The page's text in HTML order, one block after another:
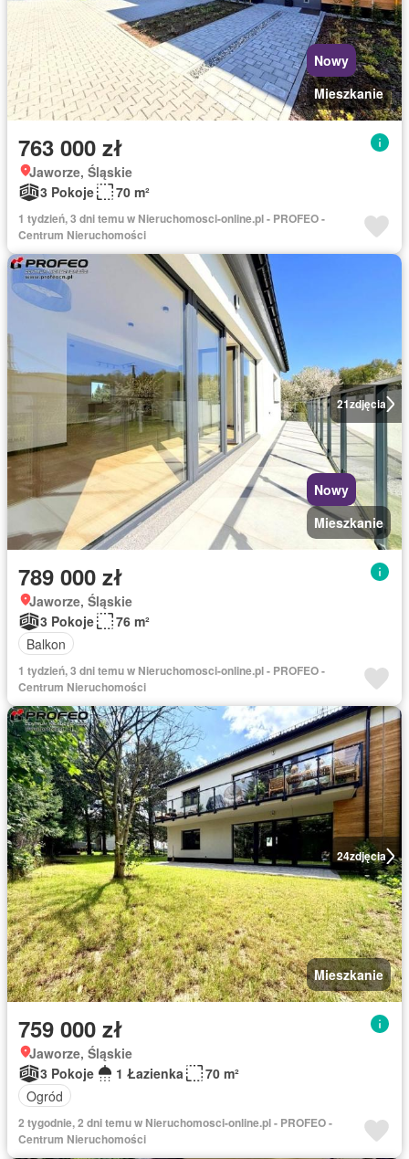
Nowy
Mieszkanie
763 000 zł
Jaworze, Śląskie
3 Pokoje
70 m²
1 tydzień, 3 dni temu w Nieruchomosci-online.pl - PROFEO -
Centrum Nieruchomości
21zdjęcia
Nowy
Mieszkanie
789 000 zł
Jaworze, Śląskie
3 Pokoje
76 m²
Balkon
1 tydzień, 3 dni temu w Nieruchomosci-online.pl - PROFEO -
Centrum Nieruchomości
24zdjęcia
Mieszkanie
759 000 zł
Jaworze, Śląskie
3 Pokoje
1 Łazienka
70 m²
Ogród
2 tygodnie, 2 dni temu w Nieruchomosci-online.pl - PROFEO -
Centrum Nieruchomości